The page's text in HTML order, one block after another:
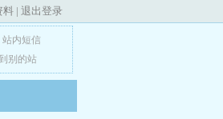
料 | 退出登录
站内短信
别的站